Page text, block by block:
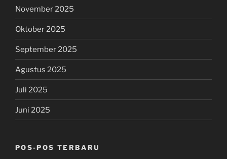
November 2025
Oktober 2025
September 2025
Agustus 2025
Juli 2025
Juni 2025
POS-POS TERBARU